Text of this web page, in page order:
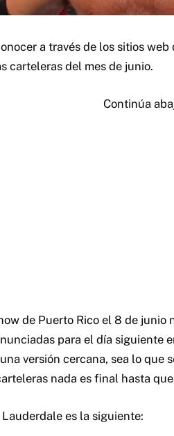
a través de los sitios
carteleras del mes de junio.
Continúa
de Puerto Rico el 8 de junio
para el día siguiente
versión cercana, sea lo que
nada es final hasta
es la siguiente: